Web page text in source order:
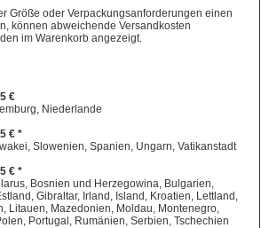
Größe oder Verpackungsanforderungen einen
können abweichende Versandkosten
im Warenkorb angezeigt.
€
Niederlande
€ *
Slowenien, Spanien, Ungarn, Vatikanstadt
€ *
Bosnien und Herzegowina, Bulgarien,
Gibraltar, Irland, Island, Kroatien, Lettland,
Litauen, Mazedonien, Moldau, Montenegro,
Portugal, Rumänien, Serbien, Tschechien